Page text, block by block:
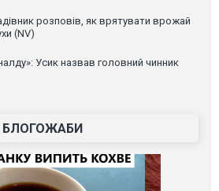
розповів, як врятувати врожай
(NV)
Усик назвав головний чинник
БЛОГОЖАБИ